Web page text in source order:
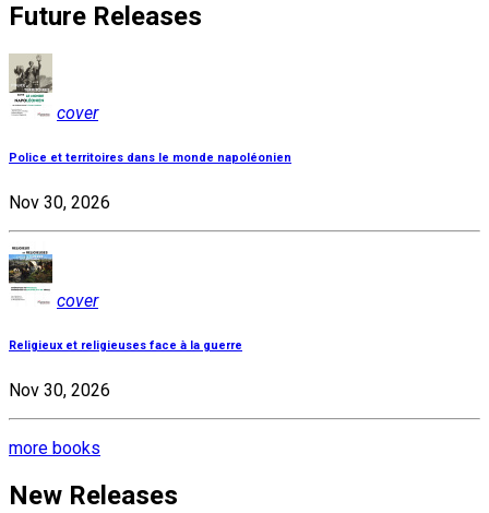
Future Releases
cover
Police et territoires dans le monde napoléonien
Nov 30, 2026
cover
Religieux et religieuses face à la guerre
Nov 30, 2026
more books
New Releases